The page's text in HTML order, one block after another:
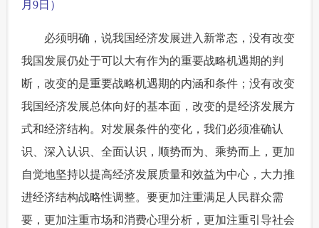
月9日）
必须明确，说我国经济发展进入新常态，没有改变
我国发展仍处于可以大有作为的重要战略机遇期的判
断，改变的是重要战略机遇期的内涵和条件；没有改变
我国经济发展总体向好的基本面，改变的是经济发展方
式和经济结构。对发展条件的变化，我们必须准确认
识、深入认识、全面认识，顺势而为、乘势而上，更加
自觉地坚持以提高经济发展质量和效益为中心，大力推
进经济结构战略性调整。要更加注重满足人民群众需
要，更加注重市场和消费心理分析，更加注重引导社会